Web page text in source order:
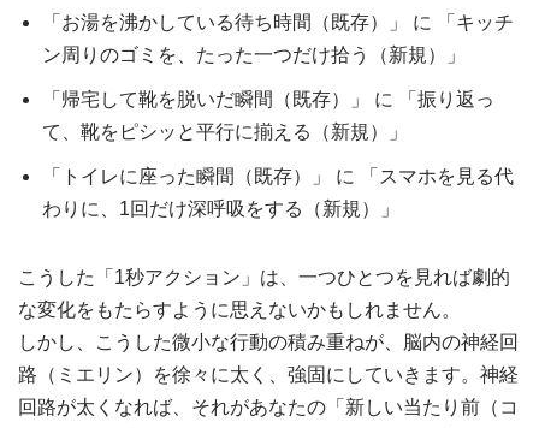
「お湯を沸かしている待ち時間（既存）」 に 「キッチ
ン周りのゴミを、たった一つだけ拾う（新規）」
「帰宅して靴を脱いだ瞬間（既存）」 に 「振り返っ
て、靴をピシッと平行に揃える（新規）」
「トイレに座った瞬間（既存）」 に 「スマホを見る代
わりに、1回だけ深呼吸をする（新規）」
こうした「1秒アクション」は、一つひとつを見れば劇的
な変化をもたらすように思えないかもしれません。
しかし、こうした微小な行動の積み重ねが、脳内の神経回
路（ミエリン）を徐々に太く、強固にしていきます。神経
回路が太くなれば、それがあなたの「新しい当たり前（コ